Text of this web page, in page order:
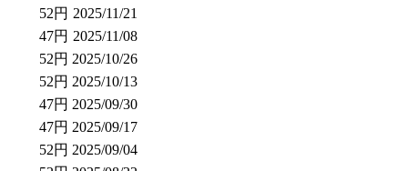
52円 2025/11/21
47円 2025/11/08
52円 2025/10/26
52円 2025/10/13
47円 2025/09/30
47円 2025/09/17
52円 2025/09/04